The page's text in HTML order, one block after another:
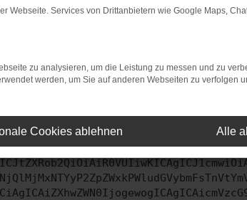
verhindern. Funktioniert die Seite in einem
Stand sind.
führen, dass bestimmte Funktionen nicht
versuchen, das Problem zu beheben.
Webseite. Services von Drittanbietern wie Google Maps,
zu analysieren, um die Leistung zu messen und zu
werden, um Sie auf anderen Webseiten zu verfolgen
Cookies ablehnen Alle